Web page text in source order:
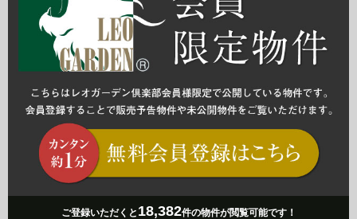
ご登録いただくと 18,382件の物件が閲覧可能です！